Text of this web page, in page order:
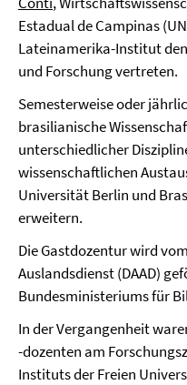
Estadual de Campinas
Lateinamerika-Institut
und Forschung vertreten.
Semesterweise oder
brasilianische
unterschiedlicher
wissenschaftlichen
Universität Berlin und
erweitern.
Die Gastdozentur wird
Auslandsdienst (DAAD)
Bundesministeriums für
In der Vergangenheit
-dozenten am
Instituts der Freien